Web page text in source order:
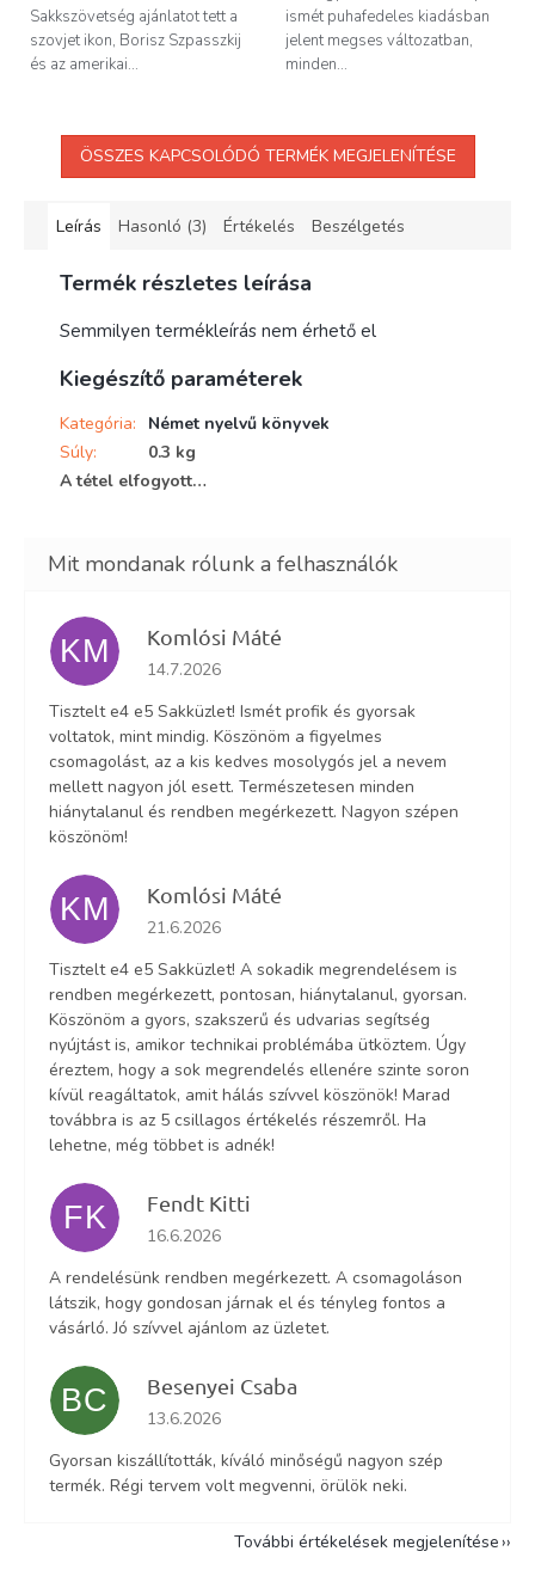
Sakkszövetség ajánlatot tett a
szovjet ikon, Borisz Szpasszkij
és az amerikai...
ismét puhafedeles kiadásban
jelent megses változatban,
minden...
ÖSSZES KAPCSOLÓDÓ TERMÉK MEGJELENÍTÉSE
Leírás Hasonló (3) Értékelés Beszélgetés
Termék részletes leírása
Semmilyen termékleírás nem érhető el
Kiegészítő paraméterek
Kategória:
Német nyelvű könyvek
Súly:
0.3 kg
A tétel elfogyott…
KM Komlósi Máté
Az áruház értékelése 5-ből 5 csillag.
14.7.2026
Tisztelt e4 e5 Sakküzlet! Ismét profik és gyorsak
voltatok, mint mindig. Köszönöm a figyelmes
csomagolást, az a kis kedves mosolygós jel a nevem
mellett nagyon jól esett. Természetesen minden
hiánytalanul és rendben megérkezett. Nagyon szépen
köszönöm!
KM Komlósi Máté
Az áruház értékelése 5-ből 5 csillag.
21.6.2026
Tisztelt e4 e5 Sakküzlet! A sokadik megrendelésem is
rendben megérkezett, pontosan, hiánytalanul, gyorsan.
Köszönöm a gyors, szakszerű és udvarias segítség
nyújtást is, amikor technikai problémába ütköztem. Úgy
éreztem, hogy a sok megrendelés ellenére szinte soron
kívül reagáltatok, amit hálás szívvel köszönök! Marad
továbbra is az 5 csillagos értékelés részemről. Ha
lehetne, még többet is adnék!
FK Fendt Kitti
Az áruház értékelése 5-ből 5 csillag.
16.6.2026
A rendelésünk rendben megérkezett. A csomagoláson
látszik, hogy gondosan járnak el és tényleg fontos a
vásárló. Jó szívvel ajánlom az üzletet.
BC Besenyei Csaba
Az áruház értékelése 5-ből 5 csillag.
13.6.2026
Gyorsan kiszállították, kíváló minőségű nagyon szép
termék. Régi tervem volt megvenni, örülök neki.
További értékelések megjelenítése